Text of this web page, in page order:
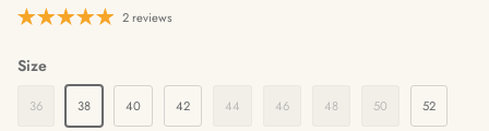
2 reviews
Size
36 38 40 42 44 46 48 50 52